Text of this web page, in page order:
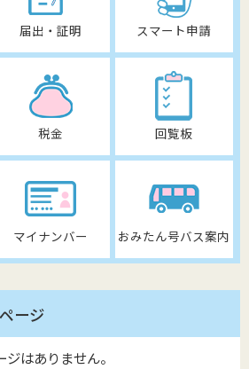
届出・証明 スマート申請
税金 回覧板
マイナンバー おみたん号バス案内
ージ
はありません。